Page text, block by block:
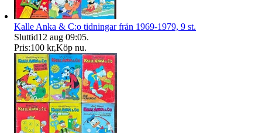
Kalle Anka & C:o tidningar från 1969-1979, 9 st.
Sluttid12 aug 09:05.
Pris:100 kr,Köp nu.